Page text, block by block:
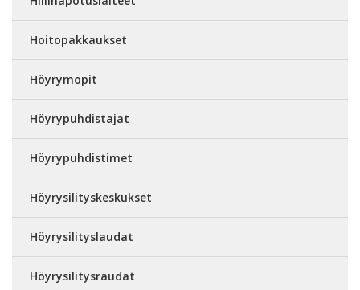
Hoitopakkaukset
Höyrymopit
Höyrypuhdistajat
Höyrypuhdistimet
Höyrysilityskeskukset
Höyrysilityslaudat
Höyrysilitysraudat